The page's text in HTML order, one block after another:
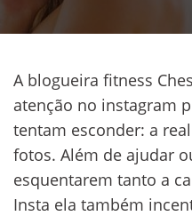
A blogueira fitness
atenção no instagram
tentam esconder: a
fotos. Além de ajudar
esquentarem tanto a
Insta ela também